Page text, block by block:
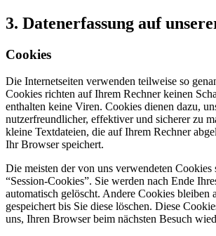
3. Datenerfassung auf
Cookies
Die Internetseiten verwenden teilweise so
Cookies richten auf Ihrem Rechner keinen
enthalten keine Viren. Cookies dienen dazu,
nutzerfreundlicher, effektiver und sicherer zu
kleine Textdateien, die auf Ihrem Rechner
Ihr Browser speichert.
Die meisten der von uns verwendeten Cookies
“Session-Cookies”. Sie werden nach Ende
automatisch gelöscht. Andere Cookies bleiben
gespeichert bis Sie diese löschen. Diese
uns, Ihren Browser beim nächsten Besuch